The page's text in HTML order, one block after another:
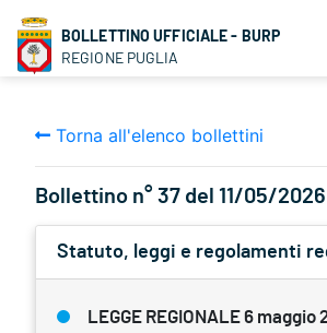
BOLLETTINO UFFICIALE - BURP
REGIONE PUGLIA
Torna all'elenco bollettini
Bollettino n° 37 del 11/05/2026
Statuto, leggi e regolamenti
LEGGE REGIONALE 6 maggio